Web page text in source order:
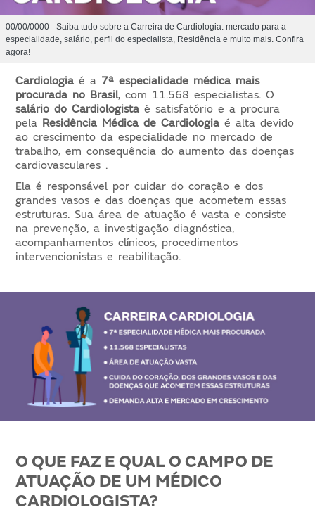
00/00/0000 - Saiba tudo sobre a Carreira de Cardiologia: mercado para a
especialidade, salário, perfil do especialista, Residência e muito mais. Confira
agora!
Cardiologia é a 7ª especialidade médica mais
procurada no Brasil, com 11.568 especialistas. O
salário do Cardiologista é satisfatório e a procura
pela Residência Médica de Cardiologiaé alta devido
ao crescimento da especialidade no mercado de
trabalho, em consequência do aumento das doenças
cardiovasculares .
Ela é responsável por cuidar do coração e dos
grandes vasos e das doenças que acometem essas
estruturas. Sua área de atuação é vasta e consiste
na prevenção, a investigação diagnóstica,
acompanhamentos clínicos, procedimentos
intervencionistas e reabilitação.
O QUE FAZ E QUAL O CAMPO DE
ATUAÇÃO DE UM MÉDICO
CARDIOLOGISTA?